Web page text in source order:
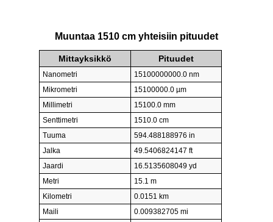
Muuntaa 1510 cm yhteisiin pituudet
Mittayksikkö Pituudet
Nanometri
15100000000.0 nm
Mikrometri
15100000.0 µm
Millimetri
15100.0 mm
Senttimetri
1510.0 cm
Tuuma
594.488188976 in
Jalka
49.5406824147 ft
Jaardi
16.5135608049 yd
Metri
15.1 m
Kilometri
0.0151 km
Maili
0.009382705 mi